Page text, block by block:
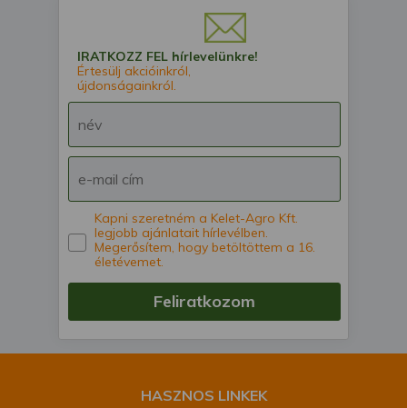
IRATKOZZ FEL hírlevelünkre!
Értesülj akcióinkról,
újdonságainkról.
Kapni szeretném a Kelet-Agro Kft.
legjobb ajánlatait hírlevélben.
Megerősítem, hogy betöltöttem a 16.
életévemet.
Feliratkozom
HASZNOS LINKEK